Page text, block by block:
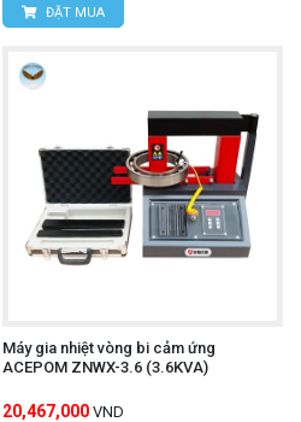
ĐẶT MUA
Máy gia nhiệt vòng bi cảm ứng
ACEPOM ZNWX-3.6 (3.6KVA)
20,467,000 VND